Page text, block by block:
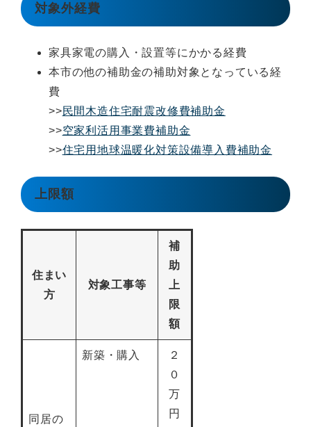
対象外経費
家具家電の購入・設置等にかかる経費
本市の他の補助金の補助対象となっている経
費
>>民間木造住宅耐震改修費補助金
>>空家利活用事業費補助金
>>住宅用地球温暖化対策設備導入費補助金
上限額
住まい
方
対象工事等
補
助
上
限
額
同居の
新築・購入
２
０
万
円